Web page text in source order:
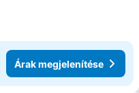
Árak megjelenítése